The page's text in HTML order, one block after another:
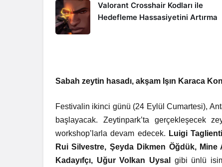
Valorant Crosshair Kodları ile
Hedefleme Hassasiyetini Artırma
Sabah zeytin hasadı, akşam Işın Karaca
Festivalin ikinci günü (24 Eylül Cumartesi),
başlayacak. Zeytinpark’ta gerçekleşecek
workshop’larla devam edecek. Luigi
Rui Silvestre, Şeyda Dikmen Öğdük,
Kadayıfçı, Uğur Volkan Uysal
gibi ünlü